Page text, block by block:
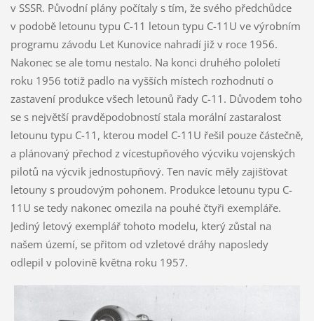
v SSSR. Původní plány počítaly s tím, že svého předchůdce
v podobě letounu typu C-11 letoun typu C-11U ve výrobním
programu závodu Let Kunovice nahradí již v roce 1956.
Nakonec se ale tomu nestalo. Na konci druhého pololetí
roku 1956 totiž padlo na vyšších místech rozhodnutí o
zastavení produkce všech letounů řady C-11. Důvodem toho
se s největší pravděpodobností stala morální zastaralost
letounu typu C-11, kterou model C-11U řešil pouze částečně,
a plánovaný přechod z vícestupňového výcviku vojenských
pilotů na výcvik jednostupňový. Ten navíc měly zajišťovat
letouny s proudovým pohonem. Produkce letounu typu C-
11U se tedy nakonec omezila na pouhé čtyři exempláře.
Jediný letový exemplář tohoto modelu, který zůstal na
našem území, se přitom od vzletové dráhy naposledy
odlepil v polovině května roku 1957.